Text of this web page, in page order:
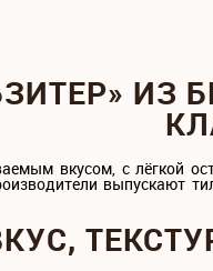
ИЗ
вкусом, с лёгкой
выпускают